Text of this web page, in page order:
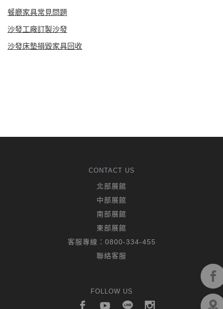
餐廳家具常見問題
沙發工廠訂製沙發
沙發床墊損毀家具回收
CONTACT US
北部展館
中部展館
南部展館
東部展館
客服專線： 0800-334-455
聯絡客服
FOLLOW US